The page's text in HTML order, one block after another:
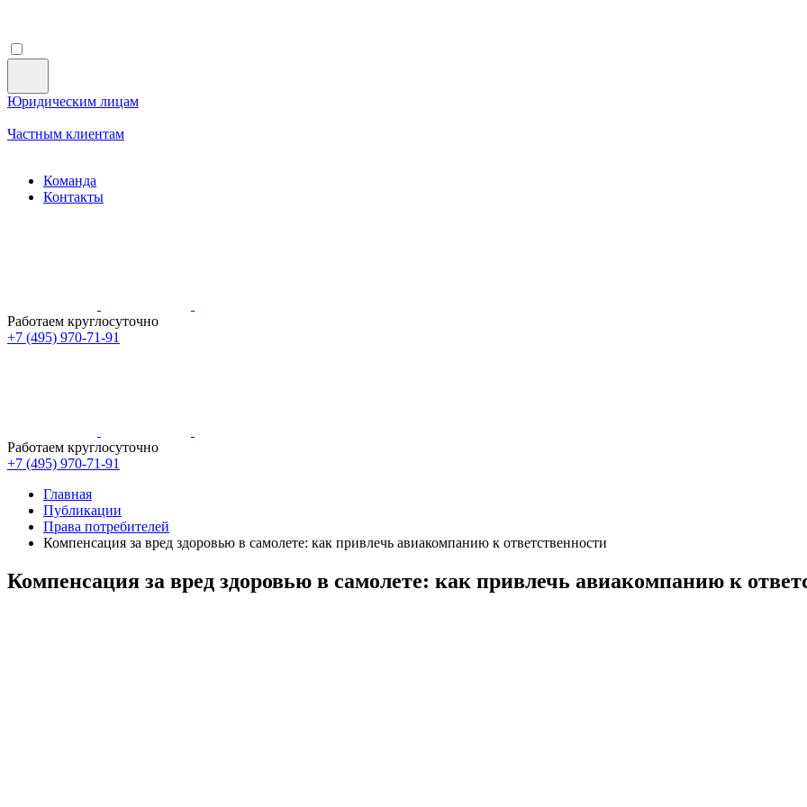
Юридическим лицам
Частным клиентам
Команда
Контакты
Работаем круглосуточно
+7 (495) 970-71-91
Работаем круглосуточно
+7 (495) 970-71-91
Главная
Публикации
Права потребителей
Компенсация за вред здоровью в самолете: как привлечь авиакомпанию к ответственности
Компенсация за вред здоровью в самолете: как привлечь авиакомпанию к